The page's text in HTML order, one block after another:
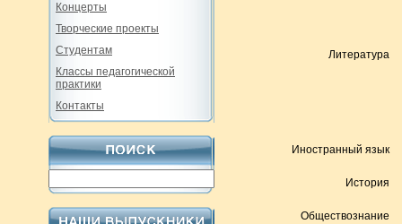
Концерты
Творческие проекты
Студентам
Классы педагогической
практики
Контакты
Литература
Иностранный язык
История
Обществознание